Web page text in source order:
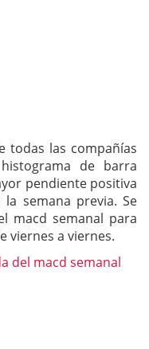
todas las compañías
de barra
pendiente positiva
semana previa. Se
macd semanal para
viernes a viernes.